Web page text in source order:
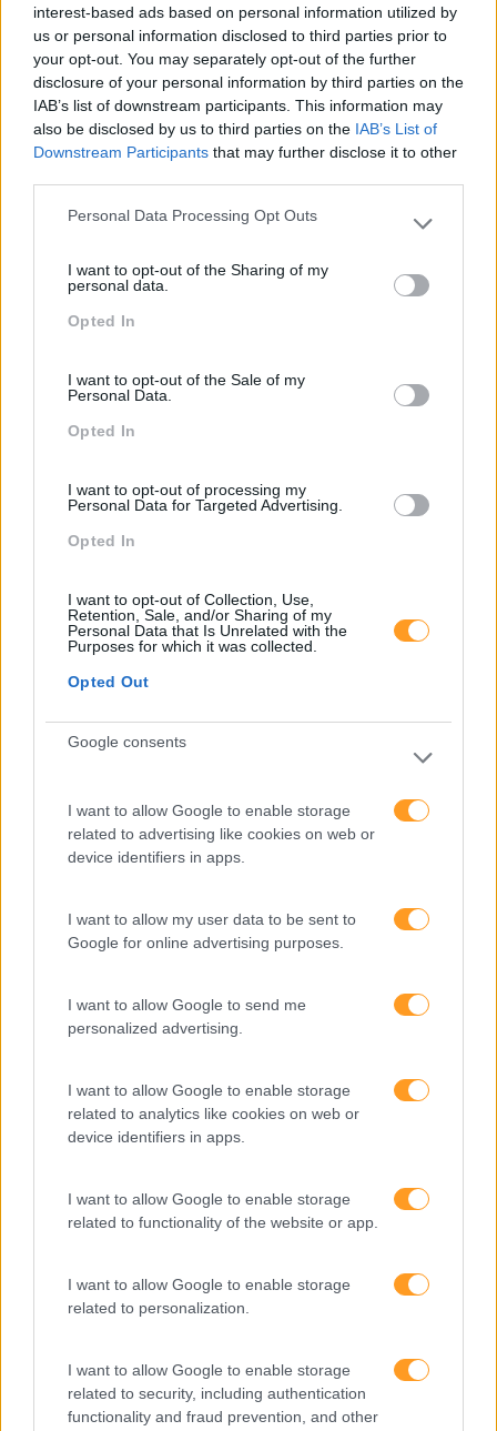
interest-based ads based on personal information utilized by
us or personal information disclosed to third parties prior to
your opt-out. You may separately opt-out of the further
disclosure of your personal information by third parties on the
IAB’s list of downstream participants. This information may
also be disclosed by us to third parties on the IAB’s List of
Downstream Participants that may further disclose it to other
Please note that this website/app uses one or more Google
not limited to your visit or usage behaviour. You may click to
grant or deny consent to Google and its third-party tags to
use your data for below specified purposes in below Google
Personal Data Processing Opt Outs
I want to opt-out of the Sharing of my
personal data.
Opted In
I want to opt-out of the Sale of my
Personal Data.
Opted In
I want to opt-out of processing my
Personal Data for Targeted Advertising.
Opted In
I want to opt-out of Collection, Use,
Retention, Sale, and/or Sharing of my
Personal Data that Is Unrelated with the
Purposes for which it was collected.
Opted Out
Google consents
I want to allow Google to enable storage
related to advertising like cookies on web or
device identifiers in apps.
I want to allow my user data to be sent to
Google for online advertising purposes.
I want to allow Google to send me
personalized advertising.
I want to allow Google to enable storage
related to analytics like cookies on web or
device identifiers in apps.
I want to allow Google to enable storage
related to functionality of the website or app.
I want to allow Google to enable storage
related to personalization.
I want to allow Google to enable storage
related to security, including authentication
functionality and fraud prevention, and other
Também Poderá Gostar
Trabalho Na Investigação:
Essencial Humano
Energia Para O Regresso
Pesquisa
Categorias Blog
Artigo De Opinião
Comunicação
Desenvolvimento
Desenvolvimento De Competências
Expo RH
Inglês
Keep In Mind
Liderança